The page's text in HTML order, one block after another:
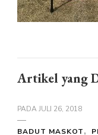
Artikel yang
PADAJULI 26, 2018
BADUT MASKOT